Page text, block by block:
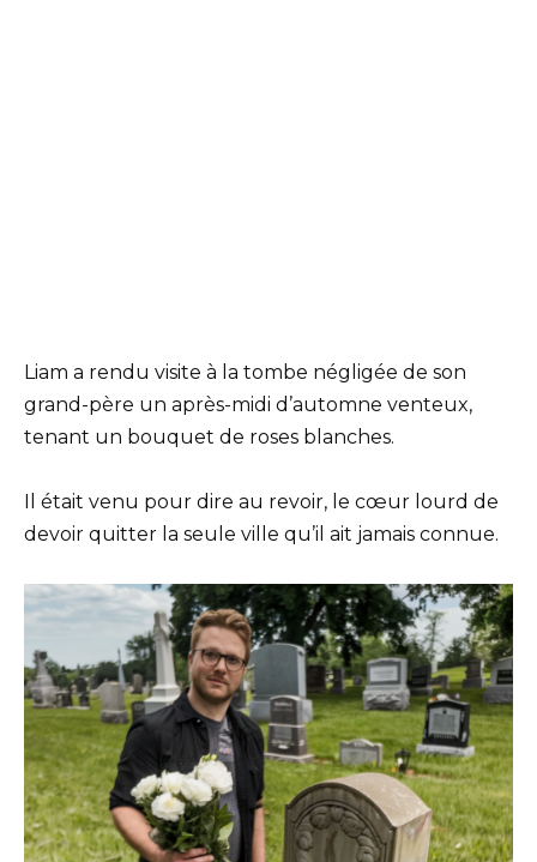
Liam a rendu visite à la tombe négligée de son
grand-père un après-midi d’automne venteux,
tenant un bouquet de roses blanches.
Il était venu pour dire au revoir, le cœur lourd de
devoir quitter la seule ville qu’il ait jamais connue.